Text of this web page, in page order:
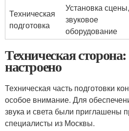
Техническая
подготовка
Установка сцены,
звуковое
оборудование
Техническая
настроено
Техническая часть подготовки
особое внимание. Для
звука и света были приглашены
специалисты из Москвы.